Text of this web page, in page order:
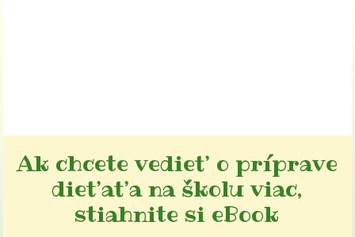
Ak chcete vedieť o príprave
dieťaťa na školu viac,
stiahnite si eBook